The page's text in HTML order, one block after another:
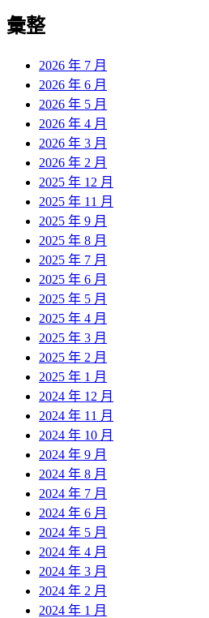
彙整
2026 年 7 月
2026 年 6 月
2026 年 5 月
2026 年 4 月
2026 年 3 月
2026 年 2 月
2025 年 12 月
2025 年 11 月
2025 年 9 月
2025 年 8 月
2025 年 7 月
2025 年 6 月
2025 年 5 月
2025 年 4 月
2025 年 3 月
2025 年 2 月
2025 年 1 月
2024 年 12 月
2024 年 11 月
2024 年 10 月
2024 年 9 月
2024 年 8 月
2024 年 7 月
2024 年 6 月
2024 年 5 月
2024 年 4 月
2024 年 3 月
2024 年 2 月
2024 年 1 月